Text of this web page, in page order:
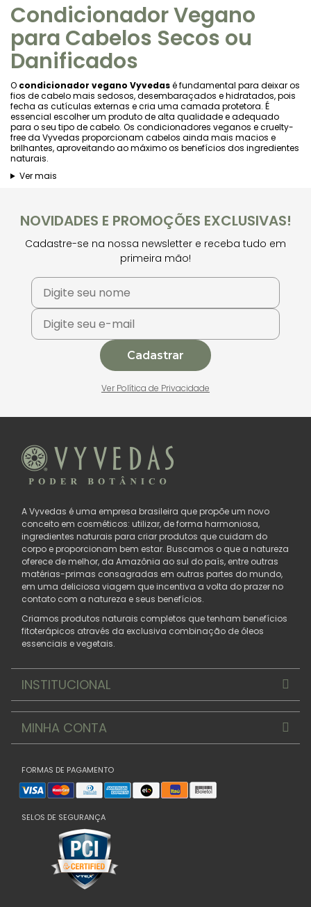
Condicionador Vegano
para Cabelos Secos ou
Danificados
O condicionador vegano Vyvedasé fundamental para deixar os
fios de cabelo mais sedosos, desembaraçados e hidratados, pois
fecha as cutículas externas e cria uma camada protetora. É
essencial escolher um produto de alta qualidade e adequado
para o seu tipo de cabelo. Os condicionadores veganos e cruelty-
free da Vyvedas proporcionam cabelos ainda mais macios e
brilhantes, aproveitando ao máximo os benefícios dos ingredientes
naturais.
Ver mais
NOVIDADES E PROMOÇÕES EXCLUSIVAS!
Cadastre-se na nossa newsletter e receba tudo em
primeira mão!
Cadastrar
Ver Política de Privacidade
A Vyvedas é uma empresa brasileira que propõe um novo
conceito em cosméticos: utilizar, de forma harmoniosa,
ingredientes naturais para criar produtos que cuidam do
corpo e proporcionam bem estar. Buscamos o que a natureza
oferece de melhor, da Amazônia ao sul do país, entre outras
matérias-primas consagradas em outras partes do mundo,
em uma deliciosa viagem que incentiva a volta do prazer no
contato com a natureza e seus benefícios.
Criamos produtos naturais completos que tenham benefícios
fitoterápicos através da exclusiva combinação de óleos
essenciais e vegetais.
INSTITUCIONAL
MINHA CONTA
FORMAS DE PAGAMENTO
SELOS DE SEGURANÇA